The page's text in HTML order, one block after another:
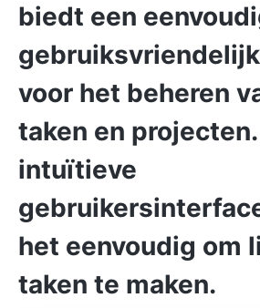
biedt een
voor het beheren
taken en projecten.
intuïtieve
het eenvoudig om
taken te maken.